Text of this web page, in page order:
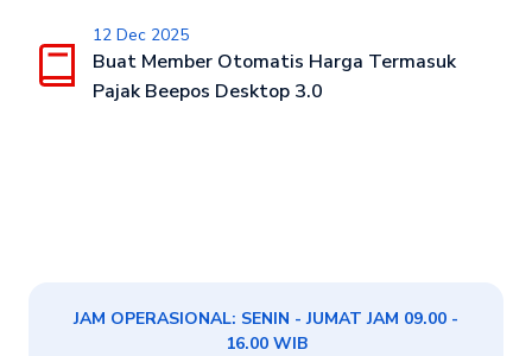
12 Dec 2025
Buat Member Otomatis Harga Termasuk
Pajak Beepos Desktop 3.0
JAM OPERASIONAL: SENIN - JUMAT JAM 09.00 -
16.00 WIB